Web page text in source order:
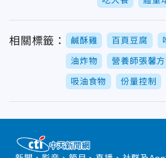
相關標籤： 鹹酥雞 百頁豆腐
油炸物 營養師張馨方
吸油食物 份量控制